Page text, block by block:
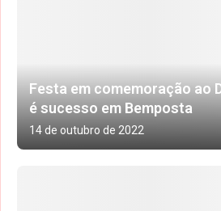
Festa em comemoração ao
é sucesso em Bemposta
14 de outubro de 2022